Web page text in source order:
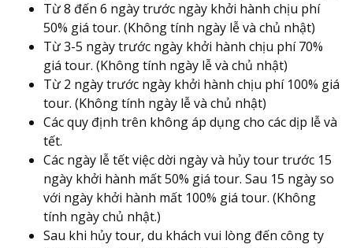
Từ 8 đến 6 ngày trước ngày khởi hành chịu phí
50% giá tour. (Không tính ngày lễ và chủ nhật)
Từ 3-5 ngày trước ngày khởi hành chịu phí 70%
giá tour. (Không tính ngày lễ và chủ nhật)
Từ 2 ngày trước ngày khởi hành chịu phí 100% giá
tour. (Không tính ngày lễ và chủ nhật)
Các quy định trên không áp dụng cho các dịp lễ và
tết.
Các ngày lễ tết việc dời ngày và hủy tour trước 15
ngày khởi hành mất 50% giá tour. Sau 15 ngày so
với ngày khởi hành mất 100% giá tour. (Không
tính ngày chủ nhật.)
Sau khi hủy tour, du khách vui lòng đến công ty